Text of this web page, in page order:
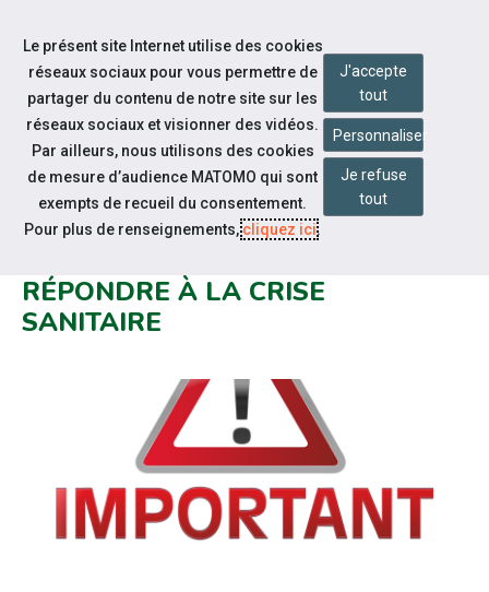
Aller au contenu
Notre actualité
LE CAP EMPLOI DE L’AUDE
RÉPONDRE À LA CRISE
SANITAIRE
Le présent site Internet utilise des cookies
réseaux sociaux pour vous permettre de
partager du contenu de notre site sur les
réseaux sociaux et visionner des vidéos.
Par ailleurs, nous utilisons des cookies
de mesure d’audience MATOMO qui sont
exempts de recueil du consentement.
Pour plus de renseignements,cliquez ici.
J'accepte
tout
Personnaliser
Je refuse
tout